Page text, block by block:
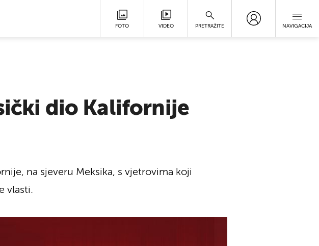
FOTO VIDEO PRETRAŽITE NAVIGACIJA
dio Kalifornije
na sjeveru Meksika, s vjetrovima koji
vlasti.